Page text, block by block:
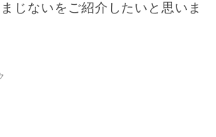
じないをご紹介したいと思いま